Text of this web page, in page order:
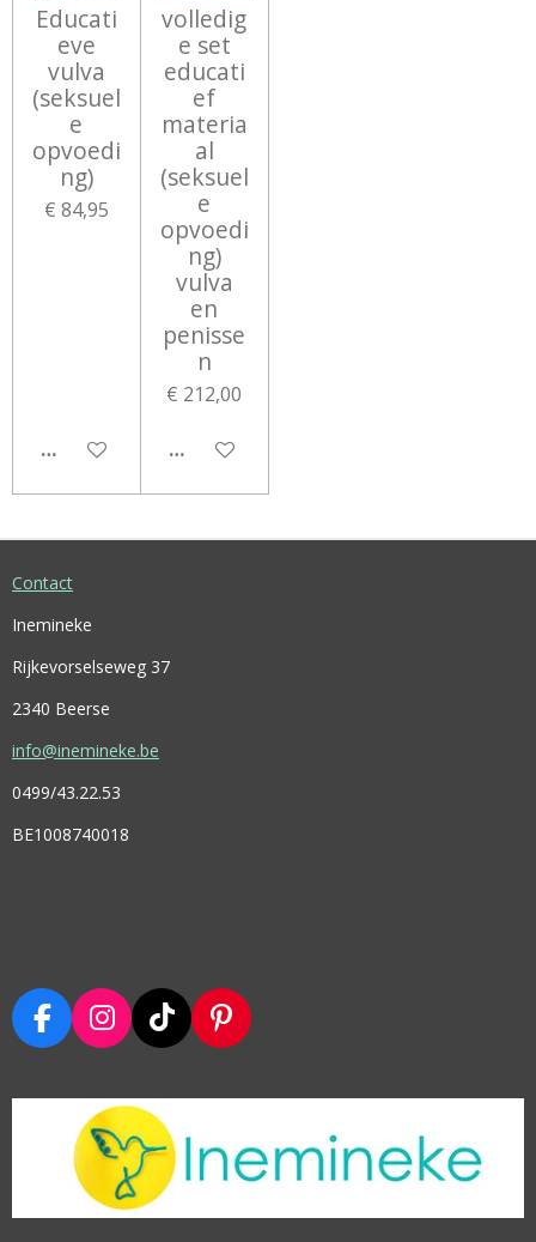
Educati
eve
vulva
(seksuel
e
opvoedi
ng)
€ 84,95
IN WINKELWAGEN
volledig
e set
educati
ef
materia
al
(seksuel
e
opvoedi
ng)
vulva
en
penisse
n
€ 212,00
IN WINKELWAGEN
Contact
Inemineke
Rijkevorselseweg 37
2340 Beerse
info@inemineke.be
0499/43.22.53
BE1008740018
F
A
I
N
T
A
R
T
I
T
O
K
P
I
E
R